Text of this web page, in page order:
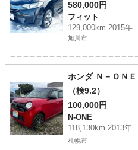
軽にご相談くだ
ッドFパッケージ
580,000円
フィット
129,000km 2015年
旭川市
＿＿＿＿＿＿＿＿＿＿＿＿＿＿＿＿＿＿
フィット ローン
ホンダ Ｎ－ＯＮ
（検9.2）
100,000円
N-ONE
118,130km 2013年
札幌市